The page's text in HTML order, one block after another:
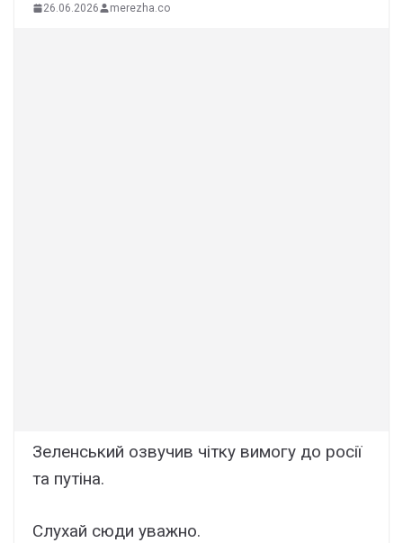
26.06.2026 merezha.co
Зеленський озвучив чітку вимогу до росії
та путіна.
Слухай сюди уважно.